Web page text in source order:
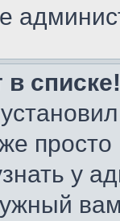
в списке!
у